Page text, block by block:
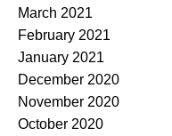
March 2021
February 2021
January 2021
December 2020
November 2020
October 2020